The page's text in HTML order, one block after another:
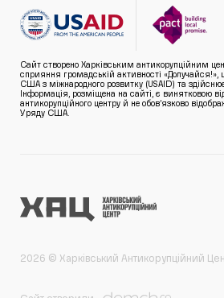
Сайт створено Харківським антикорупційним
сприяння громадській активності «Долучайся!»,
США з міжнародного розвитку (USAID) та
Інформація, розміщена на сайті, є винятковою
антикорупційного центру й не обов’язково
Уряду США.
2026 © Харківський Антикорупційний